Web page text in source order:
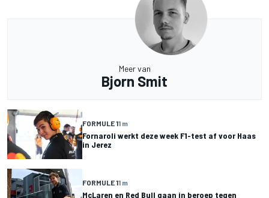
Meer van
Bjorn Smit
FORMULE 11 m
Fornaroli werkt deze week F1-test af voor Haas
in Jerez
FORMULE 11 m
McLaren en Red Bull gaan in beroep tegen